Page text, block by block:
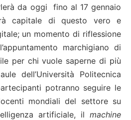
da oggi fino al 17 gennaio
capitale di questo vero e
un momento di riflessione
marchigiano di
per chi vuole saperne di più
dell’Università Politecnica
potranno seguire le
mondiali del settore su
artificiale, il machine